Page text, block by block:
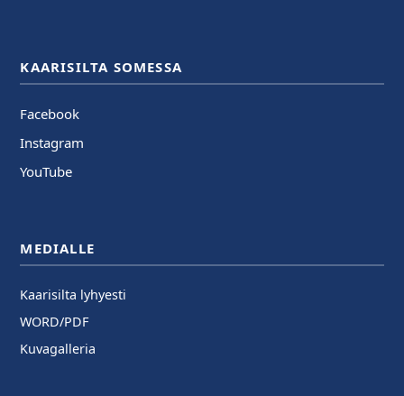
KAARISILTA SOMESSA
Facebook
Instagram
YouTube
MEDIALLE
Kaarisilta lyhyesti
WORD/PDF
Kuvagalleria